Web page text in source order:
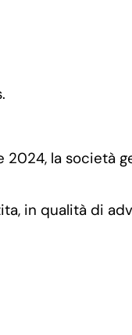
2024, la società
in qualità di